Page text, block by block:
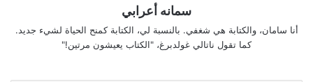
سمانه أعرابي
أنا سامان، والكتابة هي شغفي. بالنسبة لي، الكتابة كمنح الحياة لشيء جديد.
كما تقول ناتالي غولدبرغ، "الكتاب يعيشون مرتين!"